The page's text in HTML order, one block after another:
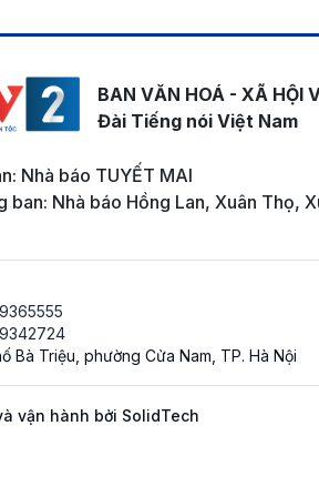
BAN VĂN HOÁ - XÃ HỘI
Đài Tiếng nói Việt Nam
Nhà báo TUYẾT MAI
ban: Nhà báo Hồng Lan, Xuân Thọ,
Bà Triệu, phường Cửa Nam, TP. Hà Nội
vận hành bởi SolidTech